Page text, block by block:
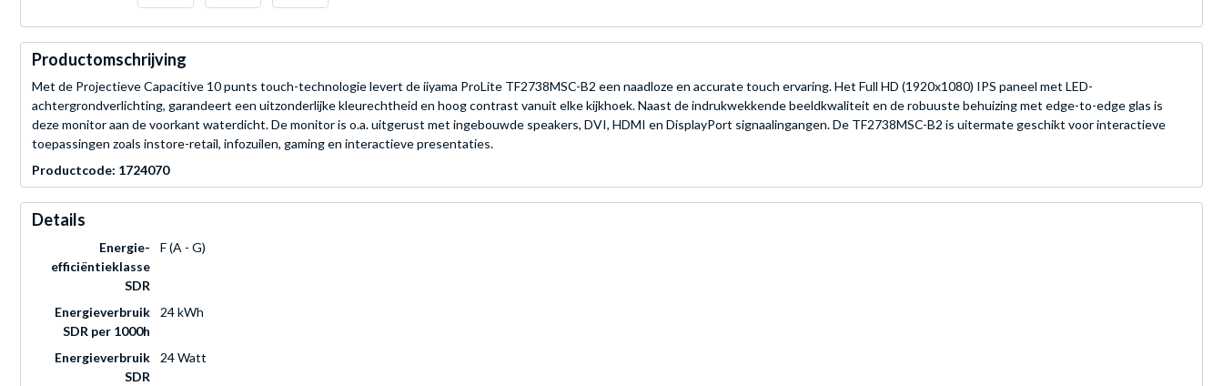
Productomschrijving
Met de Projectieve Capacitive 10 punts touch-technologie levert de iiyama ProLite TF2738MSC-B2 een naadloze en accurate touch ervaring. Het Full HD (1920x1080) IPS paneel met LED-
achtergrondverlichting, garandeert een uitzonderlijke kleurechtheid en hoog contrast vanuit elke kijkhoek. Naast de indrukwekkende beeldkwaliteit en de robuuste behuizing met edge-to-edge glas is
deze monitor aan de voorkant waterdicht. De monitor is o.a. uitgerust met ingebouwde speakers, DVI, HDMI en DisplayPort signaalingangen. De TF2738MSC-B2 is uitermate geschikt voor interactieve
toepassingen zoals instore-retail, infozuilen, gaming en interactieve presentaties.
Productcode: 1724070
Details
Energie-
efficiëntieklasse
SDR
F (A - G)
Energieverbruik
SDR per 1000h
24 kWh
Energieverbruik
SDR
24 Watt